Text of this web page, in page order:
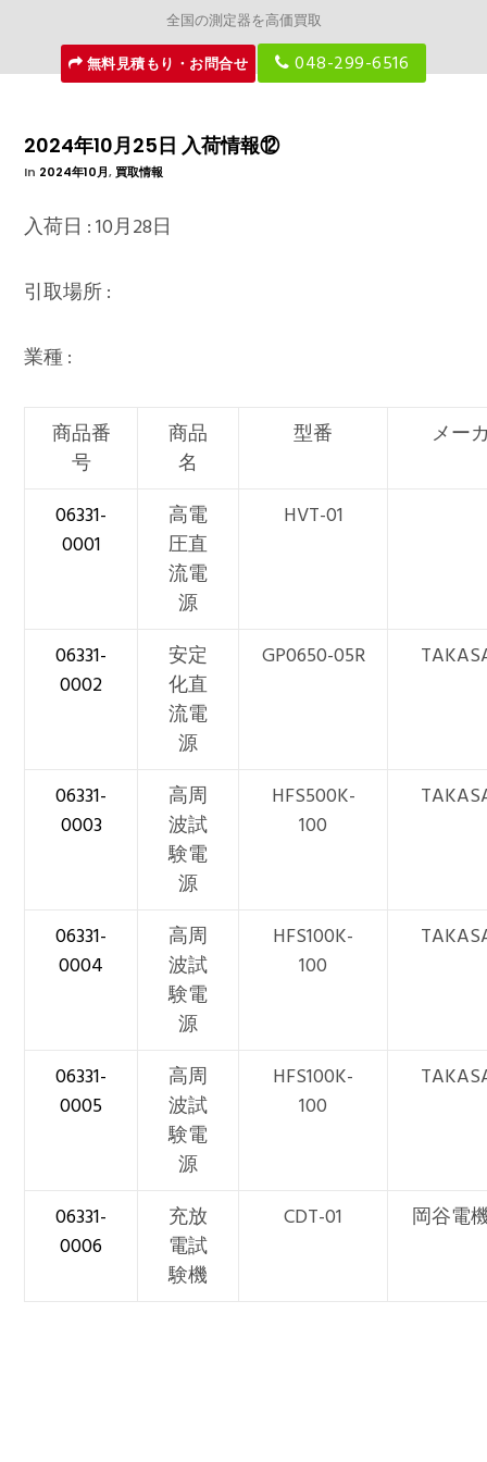
全国の測定器を高価買取
無料見積もり・お問合せ
048-299-6516
2024年10月25日 入荷情報⑫
In 2024年10月,買取情報
入荷日 : 10月28日
引取場所 :
業種 :
商品番
号
商品
名
型番 メー
06331-
0001
高電
圧直
流電
源
HVT-01
06331-
0002
安定
化直
流電
源
GP0650-05R
06331-
0003
高周
波試
験電
源
HFS500K-
100
06331-
0004
高周
波試
験電
源
HFS100K-
100
06331-
0005
高周
波試
験電
源
HFS100K-
100
06331-
0006
充放
電試
験機
CDT-01 岡谷電